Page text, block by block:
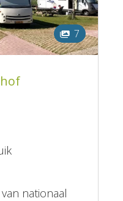
7
nationaal